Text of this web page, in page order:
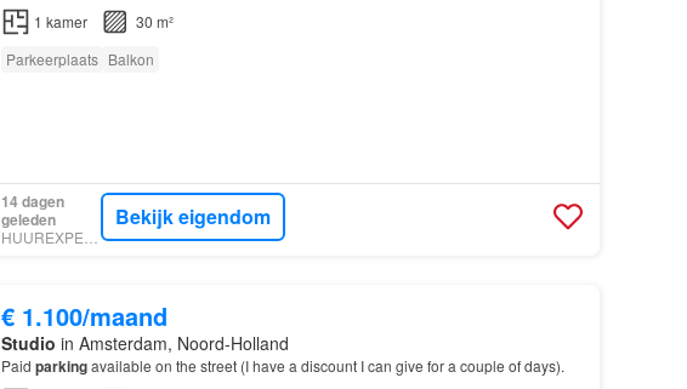
1 kamer
30 m²
Parkeerplaats Balkon
14 dagen
geleden
Bekijk eigendom
€ 1.100/maand
Studio in Amsterdam, Noord-Holland
Paid parkingavailable on the street (I have a discount I can give for a couple of days).